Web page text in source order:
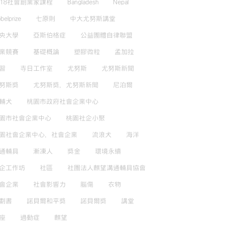
社會創業家課程 Bangladesh Nepal
七原則 中大尤努斯講堂
大學 亞斯伯格症 公益團體自律聯盟
競賽 基礎概論 塑膠微粒 孟加拉
寺日工作室 尤努斯 尤努斯新聞
斯獎 尤努斯獎，尤努斯新聞 尼泊爾
犬 桃園市政府社會企業中心
市社會企業中心 桃園社企小聚
社會企業中心，社會企業 流浪犬 海洋
輔具 漸凍人 獎金 環境永續
工作坊 社區 社團法人麒望溝通輔具協會
企業 社會影響力 腦傷 衣物
書 諾貝爾和平獎 諾貝爾獎 講堂
過動症 麒望